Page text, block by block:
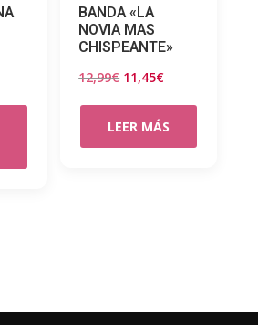
BANDA «LA
NOVIA MAS
CHISPEANTE»
12,99€ El
original
era:
11,45€El
actual
es:
LEER MÁS